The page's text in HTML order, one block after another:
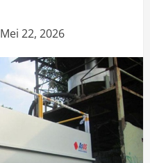
Mei 22, 2026